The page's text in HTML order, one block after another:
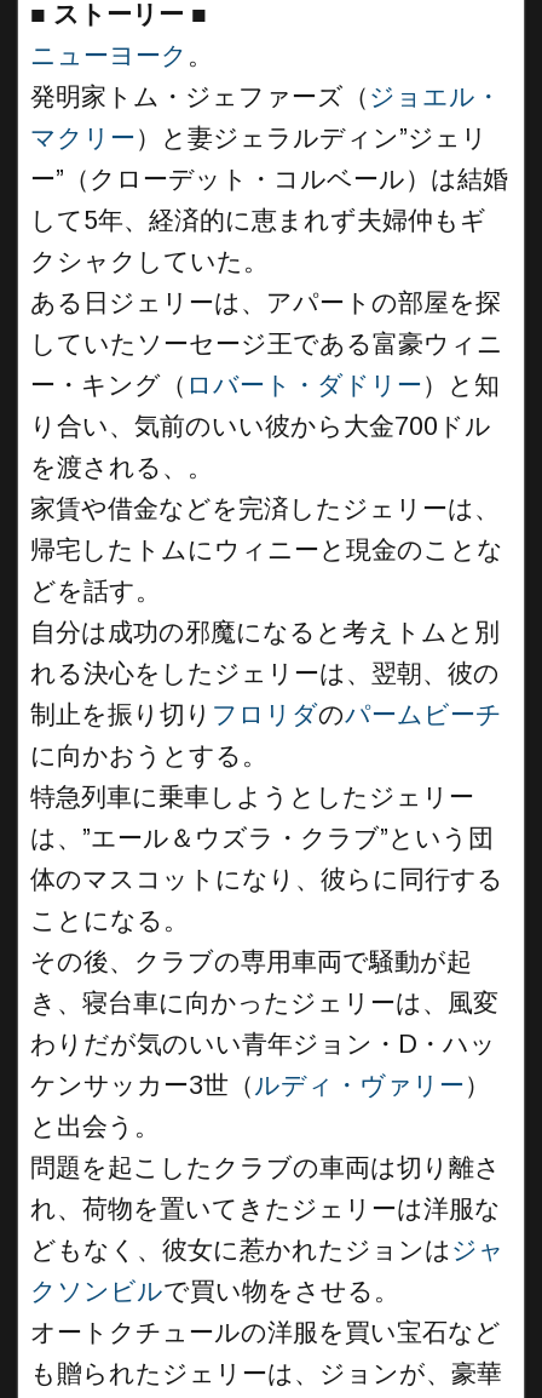
■ ストーリー ■
ニューヨーク 。
発明家トム・ジェファーズ（ ジョエル・
マクリー）と妻ジェラルディン”ジェリ
ー”（クローデット・コルベール）は結婚
して5年、経済的に恵まれず夫婦仲もギ
クシャクしていた。
ある日ジェリーは、アパートの部屋を探
していたソーセージ王である富豪ウィニ
ー・キング（ ロバート・ダドリー）と知
り合い、気前のいい彼から大金700ドル
を渡される、。
家賃や借金などを完済したジェリーは、
帰宅したトムにウィニーと現金のことな
どを話す。
自分は成功の邪魔になると考えトムと別
れる決心をしたジェリーは、翌朝、彼の
制止を振り切り フロリダのパームビーチ
に向かおうとする。
特急列車に乗車しようとしたジェリー
は、”エール＆ウズラ・クラブ”という団
体のマスコットになり、彼らに同行する
ことになる。
その後、クラブの専用車両で騒動が起
き、寝台車に向かったジェリーは、風変
わりだが気のいい青年ジョン・D・ハッ
ケンサッカー3世（ ルディ・ヴァリー）
と出会う。
問題を起こしたクラブの車両は切り離さ
れ、荷物を置いてきたジェリーは洋服な
どもなく、彼女に惹かれたジョンは ジャ
クソンビルで買い物をさせる。
オートクチュールの洋服を買い宝石など
も贈られたジェリーは、ジョンが、豪華